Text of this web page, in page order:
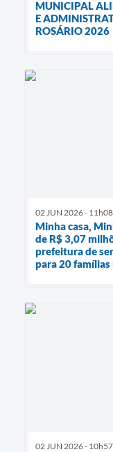
MUNICIPAL
E
ROSÁRIO 2026
02 JUN 2026 - 11h08
Minha casa,
de R$ 3,07
prefeitura de
para 20
02 JUN 2026 - 10h57